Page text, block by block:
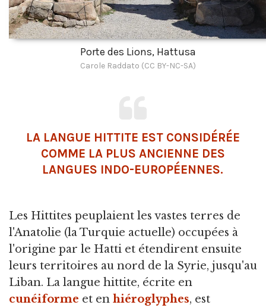
Porte des Lions, Hattusa
Carole Raddato (CC BY-NC-SA)
LA LANGUE HITTITE EST CONSIDÉRÉE
COMME LA PLUS ANCIENNE DES
LANGUES INDO-EUROPÉENNES.
Les Hittites peuplaient les vastes terres de
l'Anatolie (la Turquie actuelle) occupées à
l'origine par le Hatti et étendirent ensuite
leurs territoires au nord de la Syrie, jusqu'au
Liban. La langue hittite, écrite en
cunéiforme et en hiéroglyphes, est